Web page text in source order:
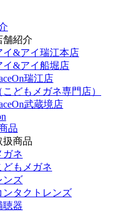
舗紹介
イ&アイ瑞江本店
イ&アイ船堀店
瑞江店
こどもメガネ専門店）
武蔵境店
品
扱商品
ガネ
どもメガネ
ンズ
ンタクトレンズ
聴器